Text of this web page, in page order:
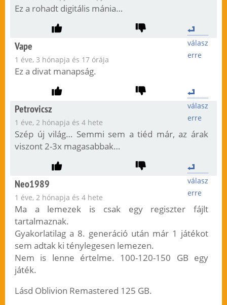
Ez a rohadt digitális mánia…
válasz
erre
Vape
1 éve, 3 hónapja és 17 órája
Ez a divat manapság.
válasz
erre
Petrovicsz
1 éve, 2 hónapja és 4 hete
Szép új világ… Semmi sem a tiéd már, az árak
viszont 2-3x magasabbak…
válasz
erre
Neo1989
1 éve, 2 hónapja és 4 hete
Ma a lemezek is csak egy regiszter fájlt
tartalmaznak.
Gyakorlatilag a 8. generáció után már 1 játékot
sem adtak ki ténylegesen lemezen.
Nem is lenne értelme. 100-120-150 GB egy
játék.
Lásd Oblivion Remastered 125 GB.